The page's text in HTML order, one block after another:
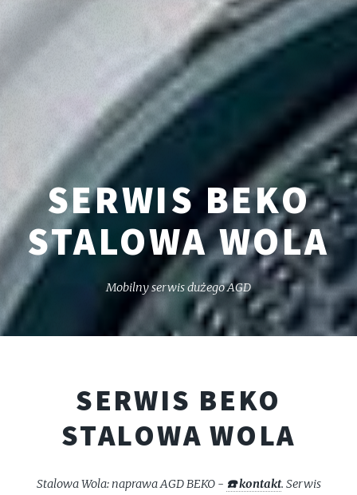
SERWIS BEKO
STALOWA WOLA
Mobilny serwis dużego AGD
SERWIS BEKO
STALOWA WOLA
Stalowa Wola: naprawa AGD BEKO - ☎️ kontakt. Serwis